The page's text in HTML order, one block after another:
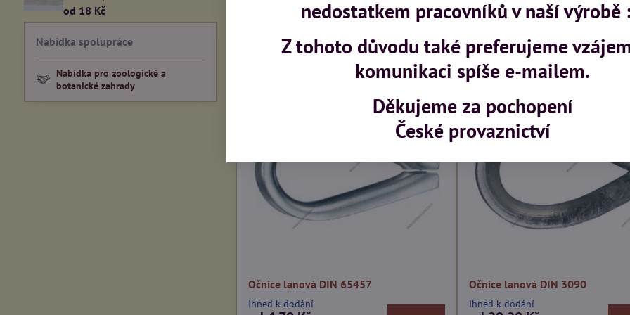
Alternativní produkty
Očnice lanová DIN 65457
Ihned k dodání
Očnice lanová DIN 3090
Ihned k dodání
od 18 Kč
Nabídka spolupráce
Nabídka pro zoologické a
botanické zahrady
nedostatkem pracovníků v naší výrobě
Z tohoto důvodu také preferujeme
komunikaci spíše e-mailem.
Děkujeme za pochopení
České provaznictví